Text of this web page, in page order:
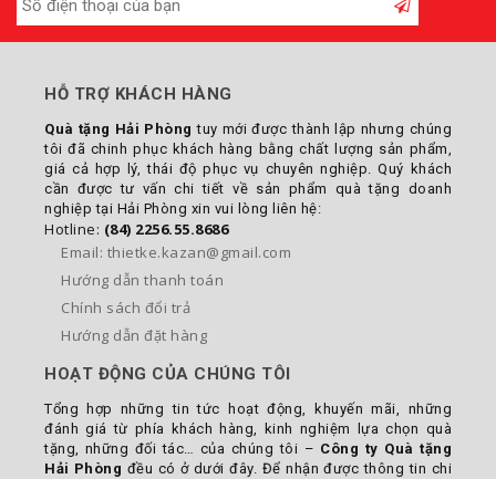
HỖ TRỢ KHÁCH HÀNG
Quà tặng Hải Phòng tuy mới được thành lập nhưng chúng
tôi đã chinh phục khách hàng bằng chất lượng sản phẩm,
giá cả hợp lý, thái độ phục vụ chuyên nghiệp. Quý khách
cần được tư vấn chi tiết về sản phẩm quà tặng doanh
nghiệp tại Hải Phòng xin vui lòng liên hệ:
Hotline: (84) 2256.55.8686
Email: thietke.kazan@gmail.com
Hướng dẫn thanh toán
Chính sách đổi trả
Hướng dẫn đặt hàng
HOẠT ĐỘNG CỦA CHÚNG TÔI
Tổng hợp những tin tức hoạt động, khuyến mãi, những
đánh giá từ phía khách hàng, kinh nghiệm lựa chọn quà
tặng, những đối tác… của chúng tôi – Công ty Quà tặng
Hải Phòng đều có ở dưới đây. Để nhận được thông tin chi